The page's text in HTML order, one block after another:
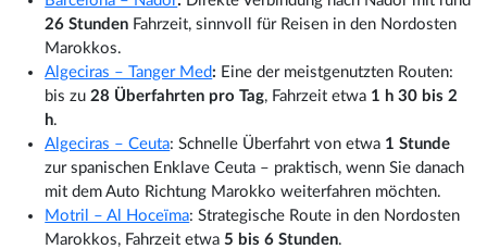
26 Stunden Fahrzeit, sinnvoll für Reisen in den Nordosten
Marokkos.
Algeciras – Tanger Med: Eine der meistgenutzten Routen:
bis zu28 Überfahrten pro Tag, Fahrzeit etwa 1 h 30 bis 2
h.
Algeciras – Ceuta: Schnelle Überfahrt von etwa 1 Stunde
zur spanischen Enklave Ceuta – praktisch, wenn Sie danach
mit dem Auto Richtung Marokko weiterfahren möchten.
Motril – Al Hoceïma: Strategische Route in den Nordosten
Marokkos, Fahrzeit etwa5 bis 6 Stunden.